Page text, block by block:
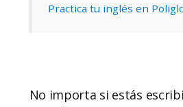
Practica tu inglés en
No importa si estás